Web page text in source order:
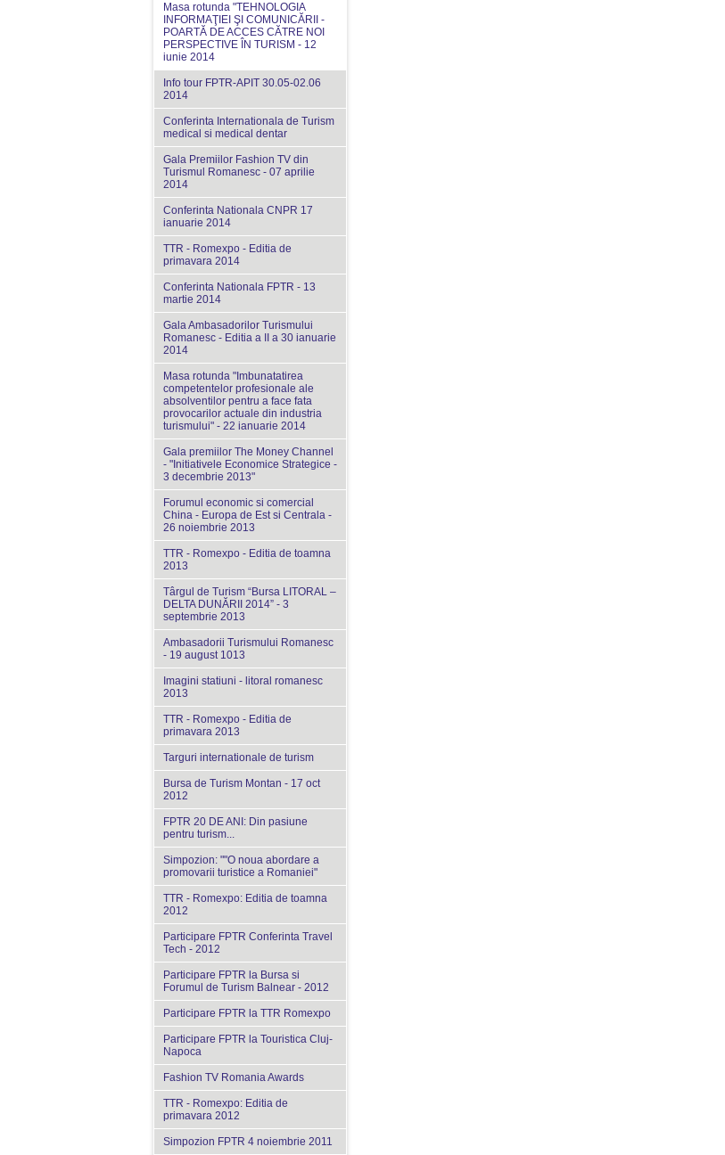
Masa rotunda "TEHNOLOGIA
INFORMAŢIEI ŞI COMUNICĂRII -
POARTĂ DE ACCES CĂTRE NOI
PERSPECTIVE ÎN TURISM - 12
iunie 2014
Info tour FPTR-APIT 30.05-02.06
2014
Conferinta Internationala de Turism
medical si medical dentar
Gala Premiilor Fashion TV din
Turismul Romanesc - 07 aprilie
2014
Conferinta Nationala CNPR 17
ianuarie 2014
TTR - Romexpo - Editia de
primavara 2014
Conferinta Nationala FPTR - 13
martie 2014
Gala Ambasadorilor Turismului
Romanesc - Editia a II a 30 ianuarie
2014
Masa rotunda "Imbunatatirea
competentelor profesionale ale
absolventilor pentru a face fata
provocarilor actuale din industria
turismului" - 22 ianuarie 2014
Gala premiilor The Money Channel
- "Initiativele Economice Strategice -
3 decembrie 2013"
Forumul economic si comercial
China - Europa de Est si Centrala -
26 noiembrie 2013
TTR - Romexpo - Editia de toamna
2013
Târgul de Turism “Bursa LITORAL –
DELTA DUNĂRII 2014” - 3
septembrie 2013
Ambasadorii Turismului Romanesc
- 19 august 1013
Imagini statiuni - litoral romanesc
2013
TTR - Romexpo - Editia de
primavara 2013
Targuri internationale de turism
Bursa de Turism Montan - 17 oct
2012
FPTR 20 DE ANI: Din pasiune
pentru turism...
Simpozion: ""O noua abordare a
promovarii turistice a Romaniei"
TTR - Romexpo: Editia de toamna
2012
Participare FPTR Conferinta Travel
Tech - 2012
Participare FPTR la Bursa si
Forumul de Turism Balnear - 2012
Participare FPTR la TTR Romexpo
Participare FPTR la Touristica Cluj-
Napoca
Fashion TV Romania Awards
TTR - Romexpo: Editia de
primavara 2012
Simpozion FPTR 4 noiembrie 2011